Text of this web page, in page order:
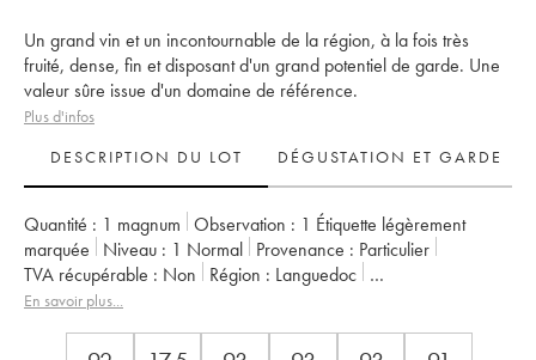
Un grand vin et un incontournable de la région, à la fois très
fruité, dense, fin et disposant d'un grand potentiel de garde. Une
valeur sûre issue d'un domaine de référence.
Plus d'infos
DESCRIPTION DU LOT
DÉGUSTATION ET GARDE
Quantité : 1 magnum Observation : 1 Étiquette légèrement
marquée
Niveau : 1 Normal Provenance : particulier
TVA récupérable :
non Région : Languedoc
Appellation :
En savoir plus...